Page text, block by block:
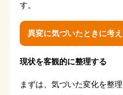
す。
異変に気づいたときに考
現状を客観的に整理する
まずは、気づいた変化を整